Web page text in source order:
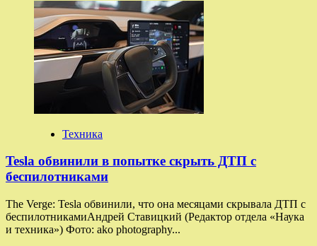
о
ОАК
запатентовала
похожий
на
Boeing
дальнемагистральный
Техника
Tesla обвинили в попытке скрыть ДТП с
беспилотниками
The Verge: Tesla обвинили, что она месяцами скрывала ДТП с
беспилотникамиАндрей Ставицкий (Редактор отдела «Наука
и техника») Фото: ako photography...